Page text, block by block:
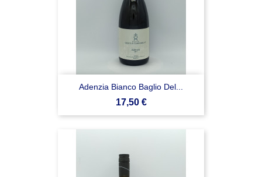
Adenzia Bianco Baglio Del...
Prezzo
17,50 €